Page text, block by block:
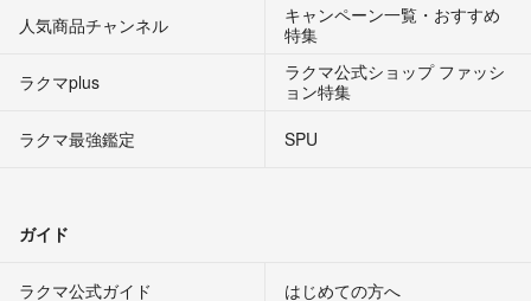
人気商品チャンネル
キャンペーン一覧・おすすめ
特集
ラクマplus
ラクマ公式ショップ ファッシ
ョン特集
ラクマ最強鑑定
SPU
ガイド
ラクマ公式ガイド はじめての方へ